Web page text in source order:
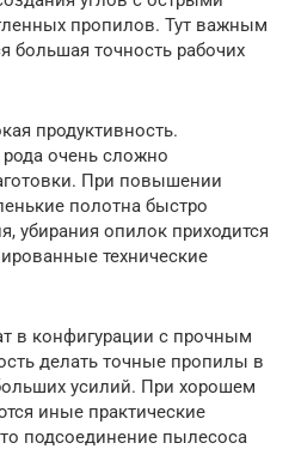
пропилов. Тут важным
большая точность рабочих
продуктивность.
очень сложно
При повышении
полотна быстро
убирания опилок приходится
технические
в конфигурации с прочным
делать точные пропилы в
усилий. При хорошем
иные практические
подсоединение пылесоса